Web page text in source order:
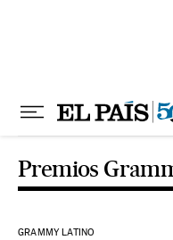
Premios
GRAMMY LATINO